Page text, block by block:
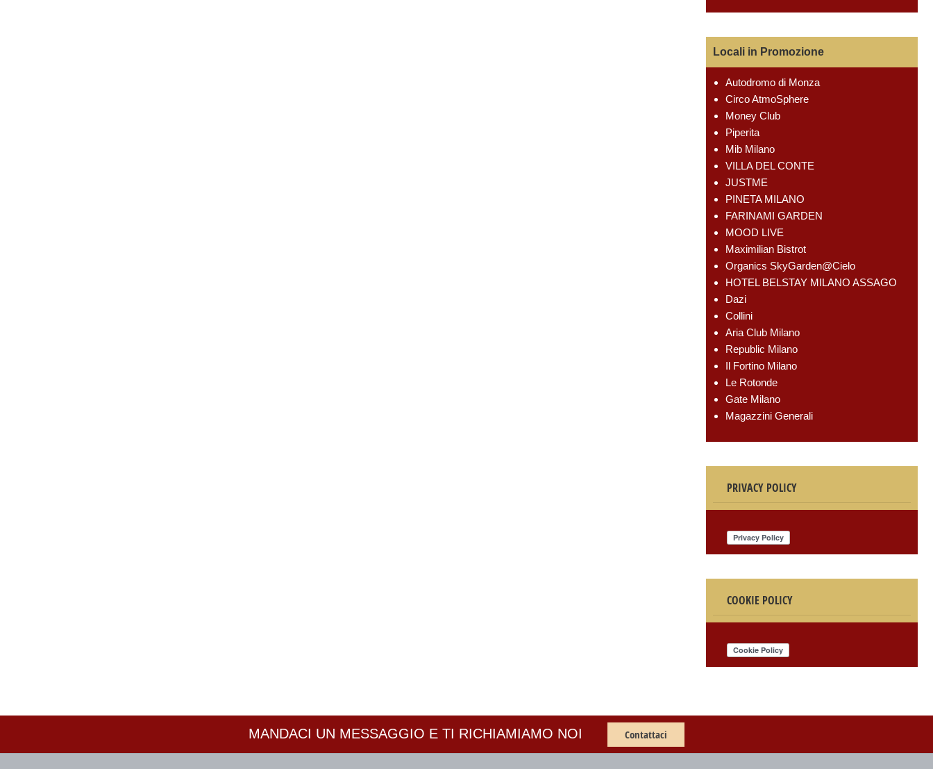
Locali in Promozione
Autodromo di Monza
Circo AtmoSphere
Money Club
Piperita
Mib Milano
VILLA DEL CONTE
JUSTME
PINETA MILANO
FARINAMI GARDEN
MOOD LIVE
Maximilian Bistrot
Organics SkyGarden@Cielo
HOTEL BELSTAY MILANO ASSAGO
Dazi
Collini
Aria Club Milano
Republic Milano
Il Fortino Milano
Le Rotonde
Gate Milano
Magazzini Generali
PRIVACY POLICY
COOKIE POLICY
MANDACI UN MESSAGGIO E TI RICHIAMIAMO NOI Contattaci